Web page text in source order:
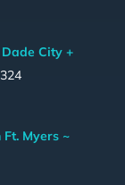
City +
Myers ~